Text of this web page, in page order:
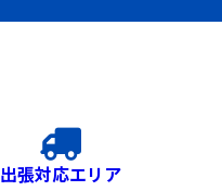
出張対応エリア